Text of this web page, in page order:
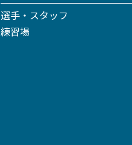
選手・スタッフ
練習場